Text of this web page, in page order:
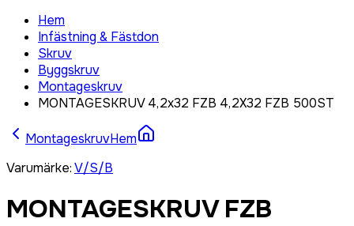
Hem
Infästning & Fästdon
Skruv
Byggskruv
Montageskruv
MONTAGESKRUV 4,2x32 FZB 4,2X32 FZB 500ST
MontageskruvHem
Varumärke:V/S/B
MONTAGESKRUV FZB